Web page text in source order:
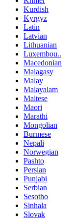
Kurdish
Kyrgyz
Latin
Latvian
Lithuanian
Luxembou..
Macedonian
Malagasy
Malay
Malayalam
Maltese
Maori
Marathi
Mongolian
Burmese
Nepali
Norwegian
Pashto
Persian
Punjabi
Serbian
Sesotho
Sinhala
Slovak